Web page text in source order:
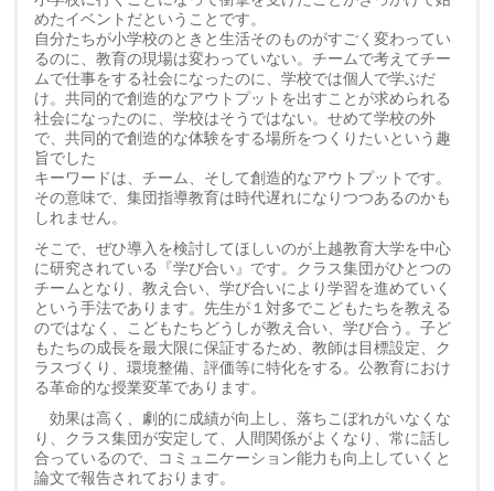
めたイベントだということです。
自分たちが小学校のときと生活そのものがすごく変わってい
るのに、教育の現場は変わっていない。チームで考えてチー
ムで仕事をする社会になったのに、学校では個人で学ぶだ
け。共同的で創造的なアウトプットを出すことが求められる
社会になったのに、学校はそうではない。せめて学校の外
で、共同的で創造的な体験をする場所をつくりたいという趣
旨でした
キーワードは、チーム、そして創造的なアウトプットです。
その意味で、集団指導教育は時代遅れになりつつあるのかも
しれません。
そこで、ぜひ導入を検討してほしいのが上越教育大学を中心
に研究されている『学び合い』です。クラス集団がひとつの
チームとなり、教え合い、学び合いにより学習を進めていく
という手法であります。先生が１対多でこどもたちを教える
のではなく、こどもたちどうしが教え合い、学び合う。子ど
もたちの成長を最大限に保証するため、教師は目標設定、ク
ラスづくり、環境整備、評価等に特化をする。公教育におけ
る革命的な授業変革であります。
効果は高く、劇的に成績が向上し、落ちこぼれがいなくな
り、クラス集団が安定して、人間関係がよくなり、常に話し
合っているので、コミュニケーション能力も向上していくと
論文で報告されております。